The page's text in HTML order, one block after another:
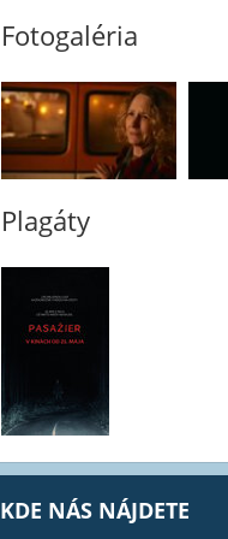
Fotogaléria
Plagáty
KDE NÁS NÁJDETE